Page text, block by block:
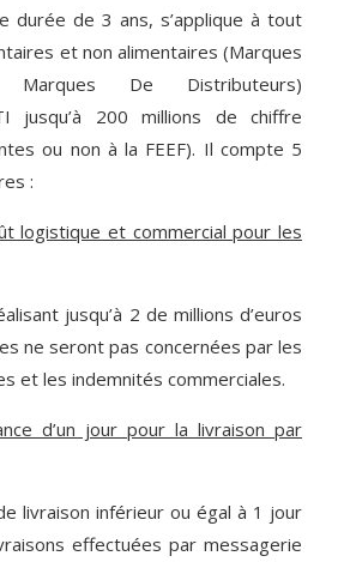
durée de 3 ans, s’applique à tout
et non alimentaires (Marques
De Distributeurs)
jusqu’à 200 millions de chiffre
ou non à la FEEF). Il compte 5
:
logistique et commercial pour les
jusqu’à 2 de millions d’euros
ne seront pas concernées par les
et les indemnités commerciales.
d’un jour pour la livraison par
livraison inférieur ou égal à 1 jour
effectuées par messagerie